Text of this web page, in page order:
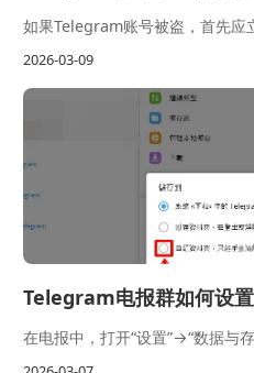
如果Telegram账号被盗，首先应
2026-03-09
Telegram电报群如何设
在电报中，打开“设置”→“数据与